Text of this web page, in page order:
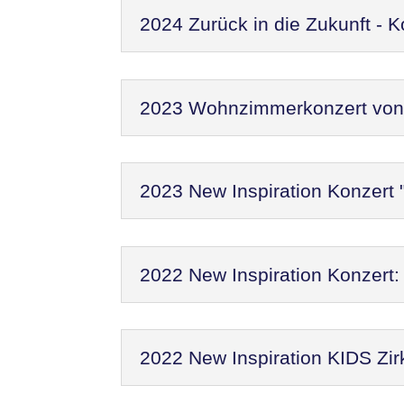
2024 Zurück in die Zukunft -
2023 Wohnzimmerkonzert
2023 New Inspiration
2022 New Inspiration
2022 New Inspiration KIDS